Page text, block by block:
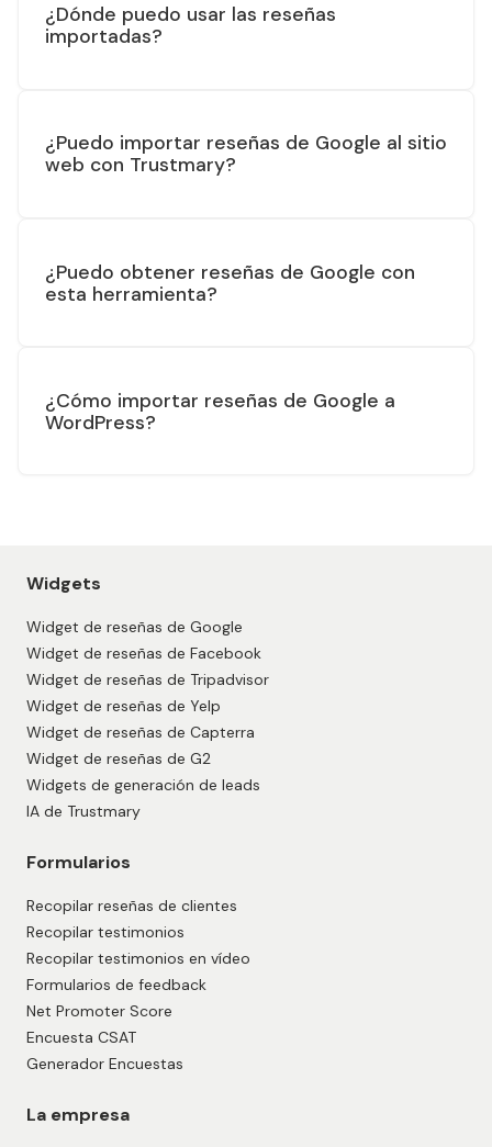
¿Dónde puedo usar las reseñas
importadas?
¿Puedo importar reseñas de Google al sitio
web con Trustmary?
¿Puedo obtener reseñas de Google con
esta herramienta?
¿Cómo importar reseñas de Google a
WordPress?
Widgets
Widget de reseñas de Google
Widget de reseñas de Facebook
Widget de reseñas de Tripadvisor
Widget de reseñas de Yelp
Widget de reseñas de Capterra
Widget de reseñas de G2
Widgets de generación de leads
IA de Trustmary
Formularios
Recopilar reseñas de clientes
Recopilar testimonios
Recopilar testimonios en vídeo
Formularios de feedback
Net Promoter Score
Encuesta CSAT
Generador Encuestas
La empresa